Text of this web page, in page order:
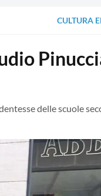
CULTURA
delle scuole